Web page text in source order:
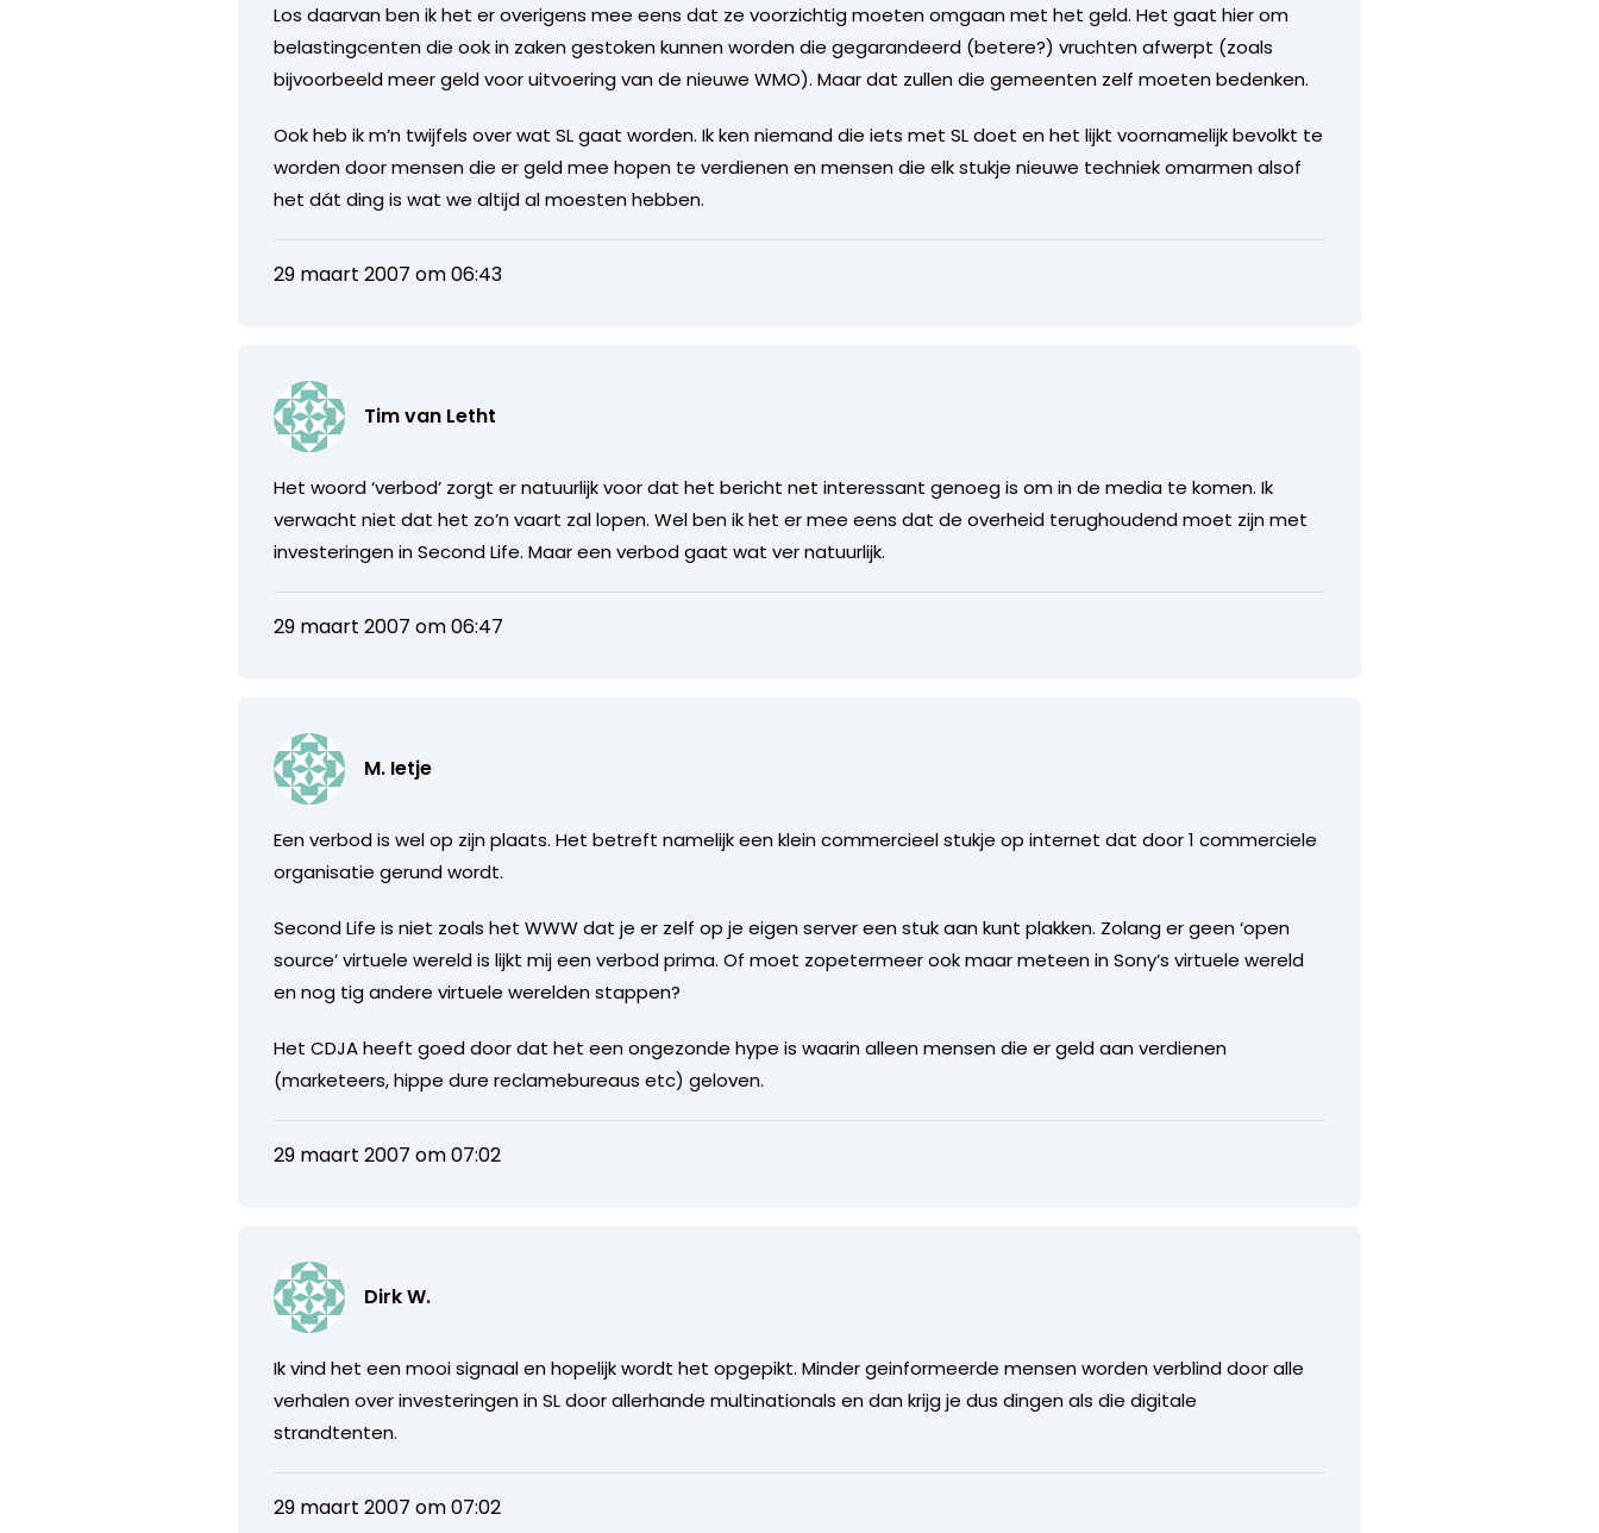
Los daarvan ben ik het er overigens mee eens dat ze voorzichtig moeten omgaan met het geld. Het gaat hier om
belastingcenten die ook in zaken gestoken kunnen worden die gegarandeerd (betere?) vruchten afwerpt (zoals
bijvoorbeeld meer geld voor uitvoering van de nieuwe WMO). Maar dat zullen die gemeenten zelf moeten bedenken.
Ook heb ik m’n twijfels over wat SL gaat worden. Ik ken niemand die iets met SL doet en het lijkt voornamelijk bevolkt te
worden door mensen die er geld mee hopen te verdienen en mensen die elk stukje nieuwe techniek omarmen alsof
het dát ding is wat we altijd al moesten hebben.
29 maart 2007 om 06:43
Tim van Letht
Het woord ‘verbod’ zorgt er natuurlijk voor dat het bericht net interessant genoeg is om in de media te komen. Ik
verwacht niet dat het zo’n vaart zal lopen. Wel ben ik het er mee eens dat de overheid terughoudend moet zijn met
investeringen in Second Life. Maar een verbod gaat wat ver natuurlijk.
29 maart 2007 om 06:47
M. Ietje
Een verbod is wel op zijn plaats. Het betreft namelijk een klein commercieel stukje op internet dat door 1 commerciele
organisatie gerund wordt.
Second Life is niet zoals het WWW dat je er zelf op je eigen server een stuk aan kunt plakken. Zolang er geen ‘open
source’ virtuele wereld is lijkt mij een verbod prima. Of moet zopetermeer ook maar meteen in Sony’s virtuele wereld
en nog tig andere virtuele werelden stappen?
Het CDJA heeft goed door dat het een ongezonde hype is waarin alleen mensen die er geld aan verdienen
(marketeers, hippe dure reclamebureaus etc) geloven.
29 maart 2007 om 07:02
Dirk W.
Ik vind het een mooi signaal en hopelijk wordt het opgepikt. Minder geinformeerde mensen worden verblind door alle
verhalen over investeringen in SL door allerhande multinationals en dan krijg je dus dingen als die digitale
strandtenten.
29 maart 2007 om 07:02